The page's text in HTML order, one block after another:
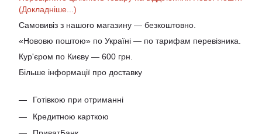
(Докладніше...)
Самовивіз з нашого магазину — безкоштовно.
«Нововю поштою» по Україні — по тарифам перевізника.
Кур'єром по Києву — 600 грн.
Більше інформації про доставку
Готівкою при отриманні
Кредитною карткою